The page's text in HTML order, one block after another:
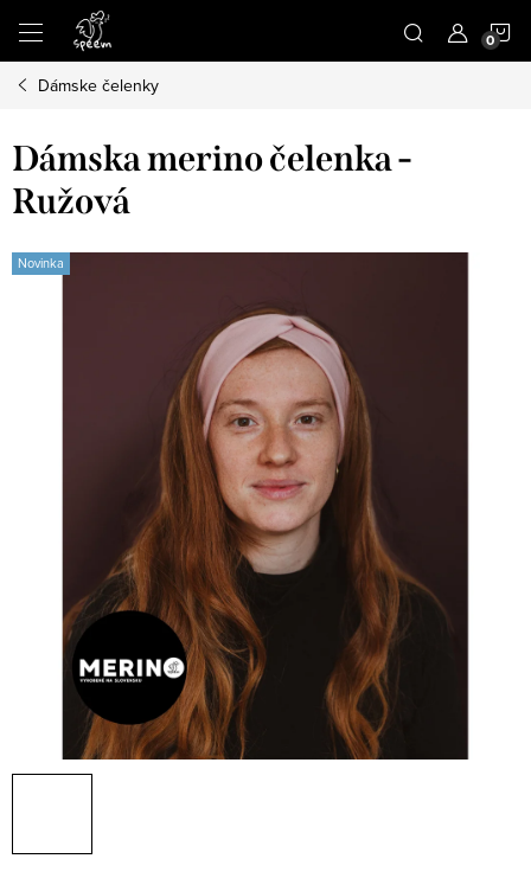
obsah
Dámske čelenky
Dámska merino čelenka -
Ružová
Novinka